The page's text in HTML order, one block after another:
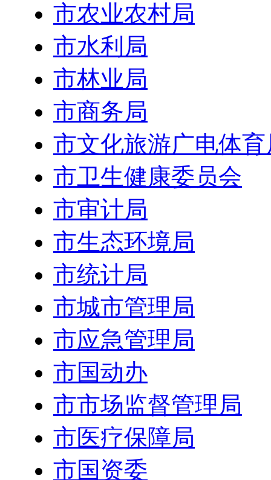
市农业农村局
市水利局
市林业局
市商务局
市文化旅游广电体育
市卫生健康委员会
市审计局
市生态环境局
市统计局
市城市管理局
市应急管理局
市国动办
市市场监督管理局
市医疗保障局
市国资委